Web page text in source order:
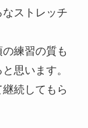
ストレッチ
練習の質も
思います。
続してもら